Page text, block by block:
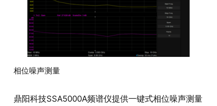
相位噪声测量
鼎阳科技SSA5000A频谱仪提供一键式相位噪声测量